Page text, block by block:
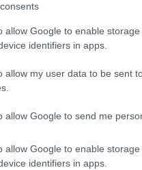
allow Google to enable
identifiers in apps.
allow my user data to be sent
allow Google to send me
allow Google to enable
identifiers in apps.